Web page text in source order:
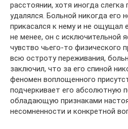
расстоянии, хотя иногда слегка
удалялся. Больной никогда его
прикасался к нему и не ощущал
не менее, он с исключительной
чувство чьего-то физического
всю остроту переживания,
заключил, что за его спиной
феномен воплощенного
подчеркивает его абсолютную
обладающую признаками
несомненности и конкретной